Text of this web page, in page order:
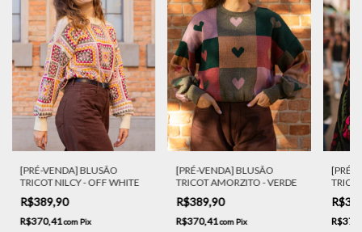
[PRÉ-VENDA] BLUSÃO
TRICOT NILCY - OFF WHITE
R$389,90
R$370,41comPix
[PRÉ-VENDA] BLUSÃO
TRICOT AMORZITO - VERDE
R$389,90
R$370,41com Pix
[PRÉ-